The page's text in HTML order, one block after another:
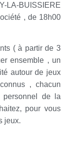
BUISSIERE
, de 18h00
( à partir de 3
ensemble , un
autour de jeux
, chacun
personnel de la
pour vous
jeux.